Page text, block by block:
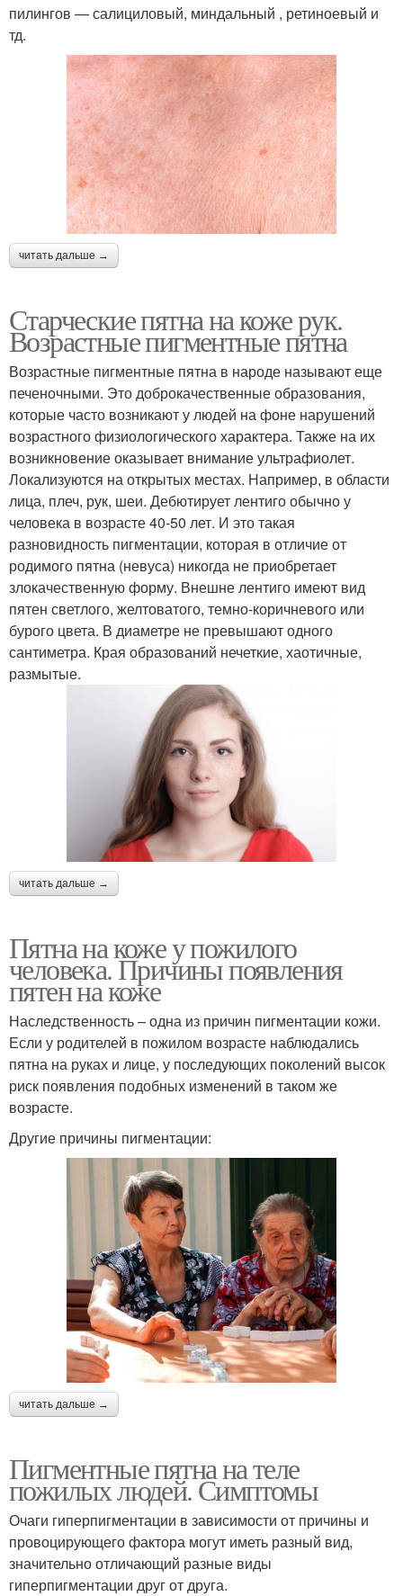
пилингов — салициловый, миндальный , ретиноевый и
тд.
читать дальше →
Старческие пятна на коже рук.
Возрастные пигментные пятна
Возрастные пигментные пятна в народе называют еще
печеночными. Это доброкачественные образования,
которые часто возникают у людей на фоне нарушений
возрастного физиологического характера. Также на их
возникновение оказывает внимание ультрафиолет.
Локализуются на открытых местах. Например, в области
лица, плеч, рук, шеи. Дебютирует лентиго обычно у
человека в возрасте 40-50 лет. И это такая
разновидность пигментации, которая в отличие от
родимого пятна (невуса) никогда не приобретает
злокачественную форму. Внешне лентиго имеют вид
пятен светлого, желтоватого, темно-коричневого или
бурого цвета. В диаметре не превышают одного
сантиметра. Края образований нечеткие, хаотичные,
размытые.
читать дальше →
Пятна на коже у пожилого
человека. Причины появления
пятен на коже
Наследственность – одна из причин пигментации кожи.
Если у родителей в пожилом возрасте наблюдались
пятна на руках и лице, у последующих поколений высок
риск появления подобных изменений в таком же
возрасте.
Другие причины пигментации:
читать дальше →
Пигментные пятна на теле
пожилых людей. Симптомы
Очаги гиперпигментации в зависимости от причины и
провоцирующего фактора могут иметь разный вид,
значительно отличающий разные виды
гиперпигментации друг от друга.